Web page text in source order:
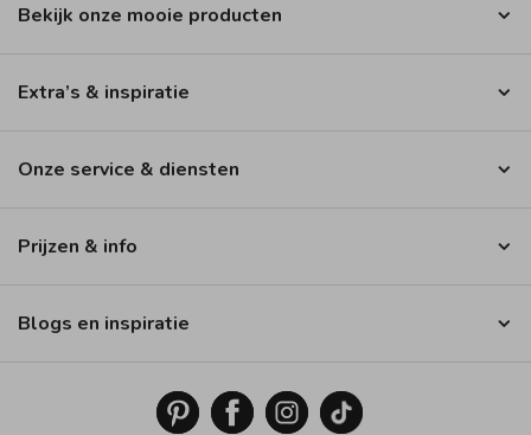
Bekijk onze mooie producten
Extra’s & inspiratie
Onze service & diensten
Prijzen & info
Blogs en inspiratie